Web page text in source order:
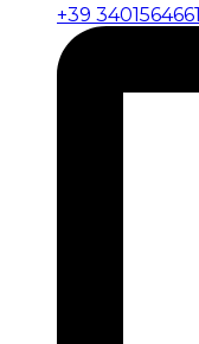
+39 3401564661